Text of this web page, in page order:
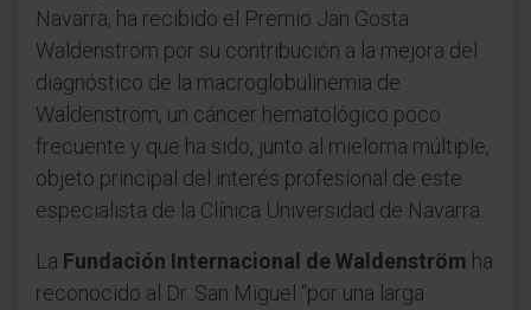
Navarra, ha recibido el Premio Jan Gosta
Waldenström por su contribución a la mejora del
diagnóstico de la macroglobulinemia de
Waldenström, un cáncer hematológico poco
frecuente y que ha sido, junto al mieloma múltiple,
objeto principal del interés profesional de este
especialista de la Clínica Universidad de Navarra.
La Fundación Internacional de Waldenström ha
reconocido al Dr. San Miguel “por una larga